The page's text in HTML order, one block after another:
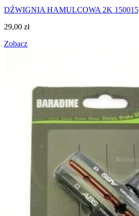
DŹWIGNIA HAMULCOWA 2K 150015
29,00 zł
Zobacz